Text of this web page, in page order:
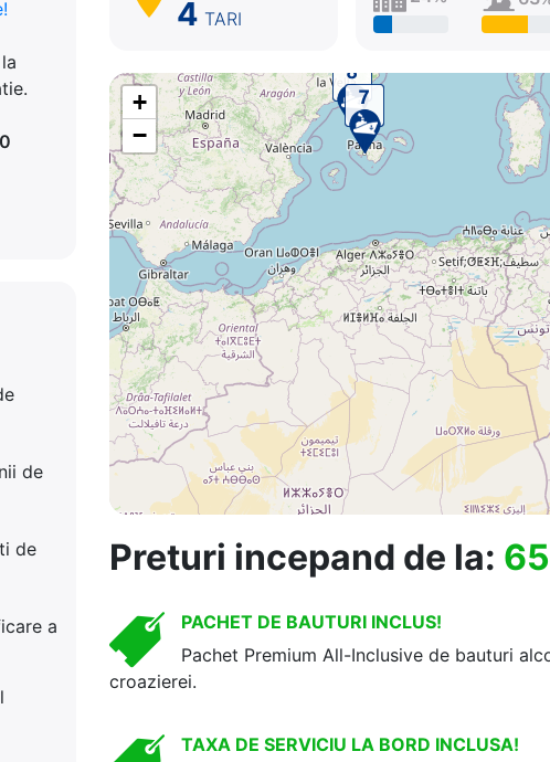
de
de
a
4 TARI
+
−
Preturi incepand de la:
PACHET DE BAUTURI INCLUS!
Pachet Premium All-Inclusive de bauturi
croazierei.
TAXA DE SERVICIU LA BORD INCLUSA!